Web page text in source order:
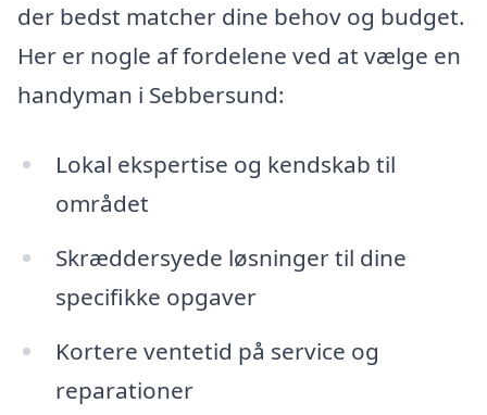
der bedst matcher dine behov og budget.
Her er nogle af fordelene ved at vælge en
handyman i Sebbersund:
Lokal ekspertise og kendskab til
området
Skræddersyede løsninger til dine
specifikke opgaver
Kortere ventetid på service og
reparationer